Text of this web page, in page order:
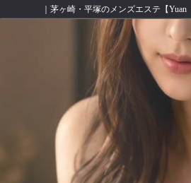
｜茅ヶ崎・平塚のメンズエステ【